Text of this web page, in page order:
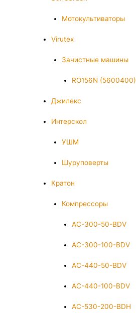
Мотокультиваторы
Virutex
Зачистные машины
RO156N (5600400)
Джилекс
Интерскол
УШМ
Шуруповерты
Кратон
Компрессоры
AC-300-50-BDV
AC-300-100-BDV
AC-440-50-BDV
AC-440-100-BDV
AC-530-200-BDH